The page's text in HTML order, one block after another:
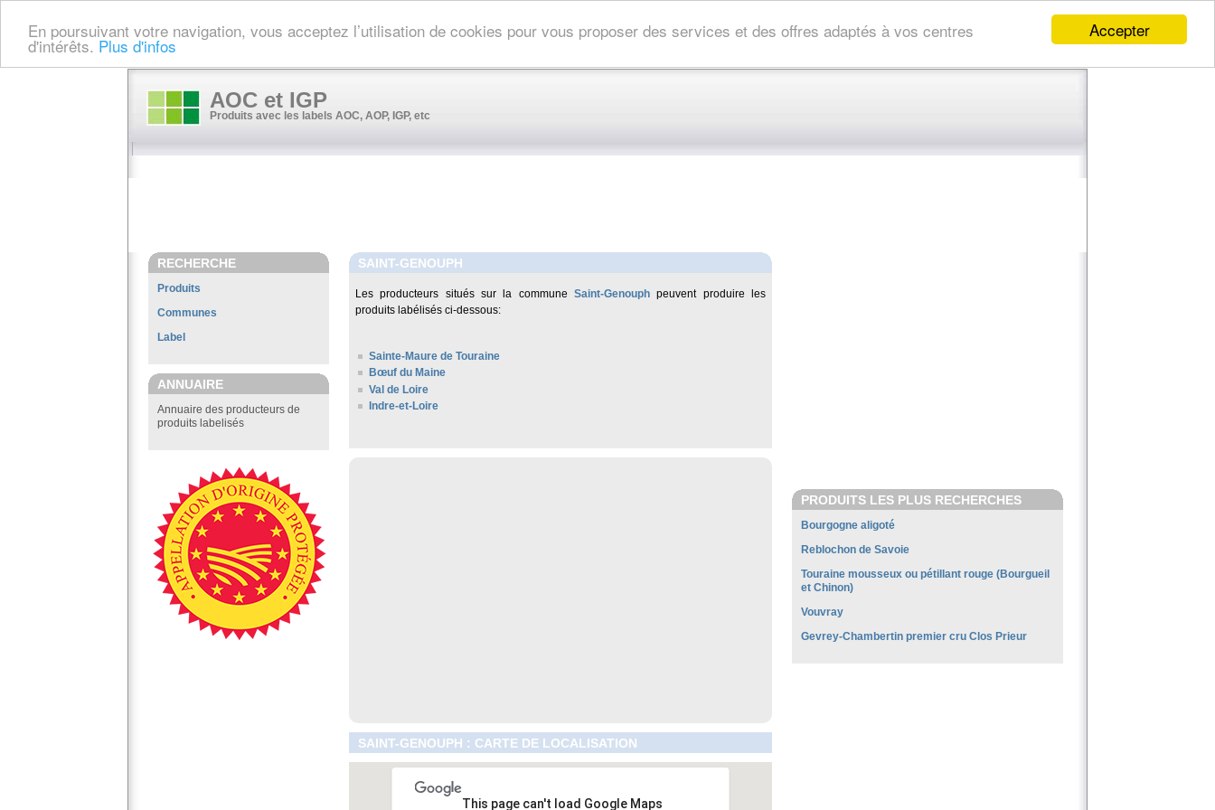
Accepter
En poursuivant votre navigation, vous acceptez l’utilisation de cookies pour vous proposer des services et des offres adaptés à vos centres
d'intérêts. Plus d'infos
AOC et IGP
Produits avec les labels AOC, AOP, IGP, etc
RECHERCHE
Produits
Communes
Label
ANNUAIRE
Annuaire des producteurs de
produits labelisés
SAINT-GENOUPH
Les producteurs situés sur la commune Saint-Genouph peuvent produire les
produits labélisés ci-dessous:
Sainte-Maure de Touraine
Bœuf du Maine
Val de Loire
Indre-et-Loire
SAINT-GENOUPH : CARTE DE LOCALISATION
This page can't load Google Maps
PRODUITS LES PLUS RECHERCHES
Bourgogne aligoté
Reblochon de Savoie
Touraine mousseux ou pétillant rouge (Bourgueil
et Chinon)
Vouvray
Gevrey-Chambertin premier cru Clos Prieur